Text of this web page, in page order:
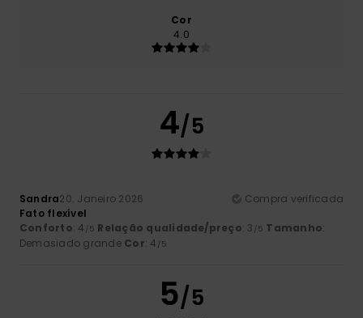
Cor
4.0
4/5
Sandra20. Janeiro 2026
Compra verificada
Fato flexível
Conforto: 4 /5 Relação qualidade/preço: 3 /5 Tamanho:
Demasiado grande Cor: 4 /5
5/5